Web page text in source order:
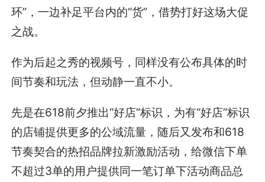
环”，一边补足平台内的“货”，借势打好这场大促
之战。
作为后起之秀的视频号，同样没有公布具体的时
间节奏和玩法，但动静一直不小。
先是在618前夕推出“好店”标识，为有“好店”标识
的店铺提供更多的公域流量，随后又发布和618
节奏契合的热招品牌拉新激励活动，给微信下单
不超过3单的用户提供同一笔订单下活动商品总